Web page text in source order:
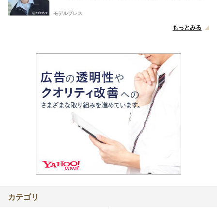
モデルプレス
もっとみる
カテゴリ